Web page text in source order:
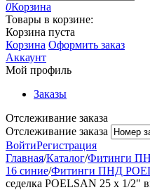
0Корзина
Товары в корзине:
Корзина пуста
Корзина Оформить заказ
Аккаунт
Мой профиль
Заказы
Отслеживание заказа
Отслеживание заказа
ВойтиРегистрация
Главная/Каталог/Фитинги
16 синие/Фитинги ПНД
седелка POELSAN 25 х 1/2"